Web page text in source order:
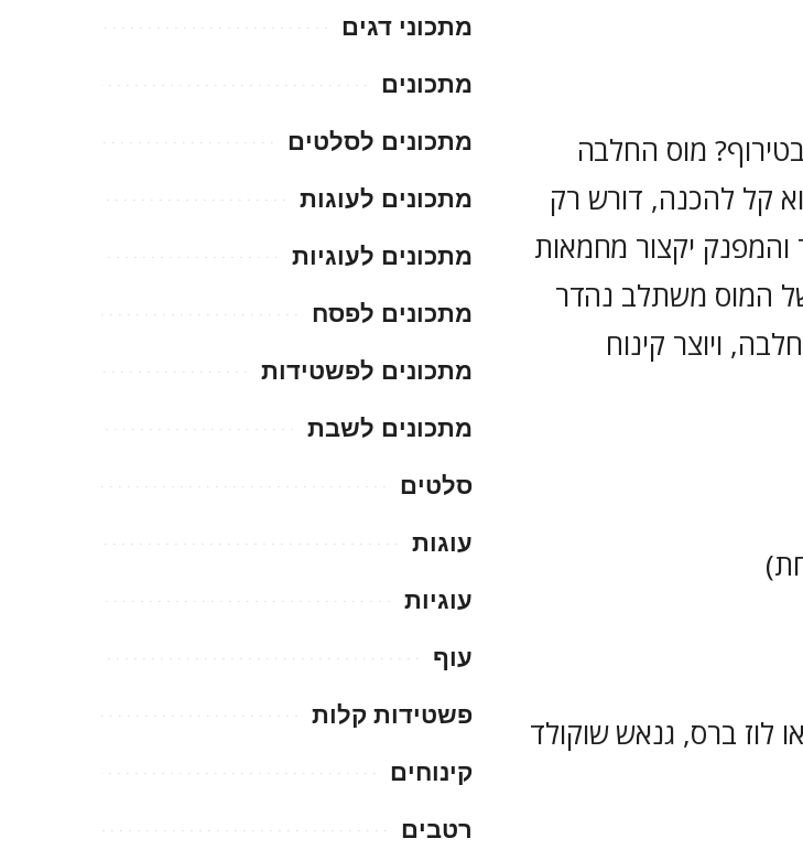
מוס החלבה
קל להכנה, דורש רק
והמפנק יקצור מחמאות
המוס משתלב נהדר
ויוצר קינוח
לוז ברס, גנאש שוקולד
מתכוני דגים
מתכונים
מתכונים לסלטים
מתכונים לעוגות
מתכונים לעוגיות
מתכונים לפסח
מתכונים לפשטידות
מתכונים לשבת
סלטים
עוגות
עוגיות
עוף
פשטידות קלות
קינוחים
רטבים